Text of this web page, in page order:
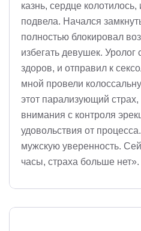
казнь, сердце
подвела. Начался
полностью блокировал
избегать девушек. Уролог
здоров, и отправил к
мной провели
этот парализующий
внимания с контроля
удовольствия от
мужскую уверенность.
часы, страха больше нет».